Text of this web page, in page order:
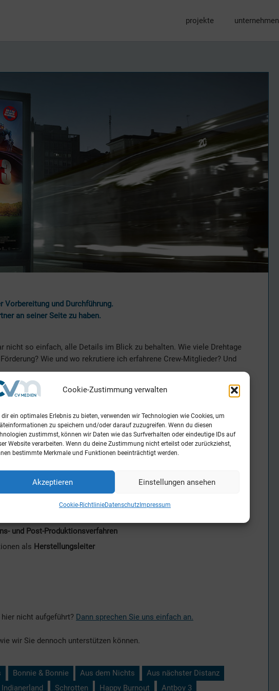
Cookie-Zustimmung verwalten
dir ein optimales Erlebnis zu bieten, verwenden wir Technologien wie Cookies, um
zu speichern und/oder darauf zuzugreifen. Wenn du diesen
zustimmst, können wir Daten wie das Surfverhalten oder eindeutige IDs auf
Website verarbeiten. Wenn du deine Zustimmung nicht erteilst oder zurückziehst,
bestimmte Merkmale und Funktionen beeinträchtigt werden.
Akzeptieren Einstellungen ansehen
Cookie-RichtlinieDatenschutzImpressum
projekte unternehmen
und Durchführung.
an seiner Seite zu haben.
nicht so einfach, alle Details im Blick zu behalten. Wie viele Drehtage
Wie und wo rekrutiere ich erfahrene Crew-Mitglieder? Und
eine Antwort zu finden. Unser Team kann Sie ganz nach Ihren
– oder die Produktion aktiv und eigenverantwortlich vorantreiben.
Basis von Exposé oder Drehbuch
mit dem Produzenten
Relevanz
von Förderunterlagen
angesetzten Budget durchführbar?
und Post-Produktionsverfahren
als Herstellungsleiter
nicht aufgeführt? Dann sprechen Sie uns einfach an.
wir Sie dennoch unterstützen können.
Bonnie & Bonnie Aus dem Nichts
Aus nächster Distanz
Schrotten Happy Burnout Antboy 3